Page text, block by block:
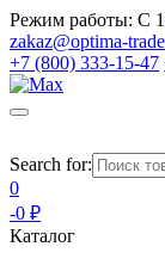
Режим работы: С
zakaz@optima-
+7 (800) 333-15-47
Search for:
0
-0 ₽
Каталог